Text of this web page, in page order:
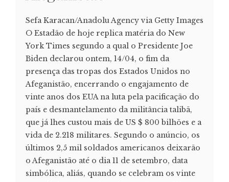
Sefa Karacan/Anadolu Agency via Getty Images
O Estadão de hoje replica matéria do New
York Times segundo a qual o Presidente Joe
Biden declarou ontem, 14/04, o fim da
presença das tropas dos Estados Unidos no
Afeganistão, encerrando o engajamento de
vinte anos dos EUA na luta pela pacificação do
país e desmantelamento da militância talibã,
que já lhes custou mais de US $ 800 bilhões e a
vida de 2.218 militares. Segundo o anúncio, os
últimos 2,5 mil soldados americanos deixarão
o Afeganistão até o dia 11 de setembro, data
simbólica, aliás, quando se celebram os vinte